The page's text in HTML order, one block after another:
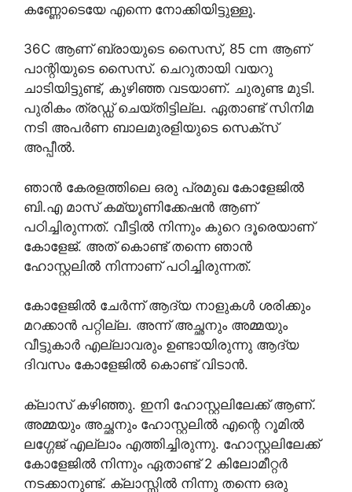
കണ്ണോടെയേ എന്നെ നോക്കിയിട്ടുള്ളൂ.
36C ആണ് ബ്രായുടെ സൈസ്, 85 cm ആണ്
പാന്റിയുടെ സൈസ്. ചെറുതായി വയറു
ചാടിയിട്ടുണ്ട്, കുഴിഞ്ഞ വടയാണ്. ചുരുണ്ട മുടി.
പുരികം ത്രഡ്ഡ് ചെയ്തിട്ടില്ല. ഏതാണ്ട് സിനിമ
നടി അപർണ ബാലമുരളിയുടെ സെക്സ്
അപ്പീൽ.
ഞാൻ കേരളത്തിലെ ഒരു പ്രമുഖ കോളേജിൽ
ബി.എ മാസ്‌ കമ്യൂണിക്കേഷൻ ആണ്
പഠിച്ചിരുന്നത്. വീട്ടിൽ നിന്നും കുറെ ദൂരെയാണ്
കോളേജ്. അത് കൊണ്ട് തന്നെ ഞാൻ
ഹോസ്റ്റലിൽ നിന്നാണ് പഠിച്ചിരുന്നത്.
കോളേജിൽ ചേർന്ന് ആദ്യ നാളുകൾ ശരിക്കും
മറക്കാൻ പറ്റില്ല. അന്ന് അച്ഛനും അമ്മയും
വീട്ടുകാർ എല്ലാവരും ഉണ്ടായിരുന്നു ആദ്യ
ദിവസം കോളേജിൽ കൊണ്ട് വിടാൻ.
ക്ലാസ് കഴിഞ്ഞു. ഇനി ഹോസ്റ്റലിലേക്ക് ആണ്.
അമ്മയും അച്ഛനും ഹോസ്റ്റലിൽ എന്റെ റൂമിൽ
ലഗ്ഗേജ് എല്ലാം എത്തിച്ചിരുന്നു. ഹോസ്റ്റലിലേക്ക്
കോളേജിൽ നിന്നും ഏതാണ്ട് 2 കിലോമീറ്റർ
നടക്കാനുണ്ട്. ക്ലാസ്സിൽ നിന്നു തന്നെ ഒരു